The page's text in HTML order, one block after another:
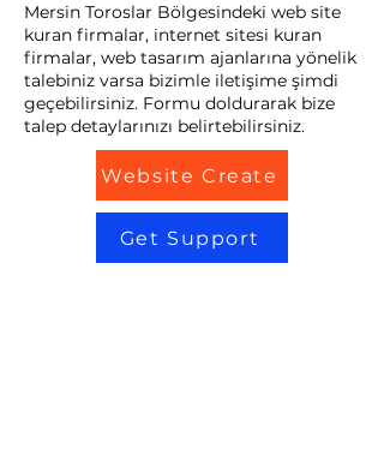
Mersin Toroslar Bölgesindeki web site
kuran firmalar, internet sitesi kuran
firmalar, web tasarım ajanlarına yönelik
talebiniz varsa bizimle iletişime şimdi
geçebilirsiniz. Formu doldurarak bize
talep detaylarınızı belirtebilirsiniz.
Website Create
Get Support